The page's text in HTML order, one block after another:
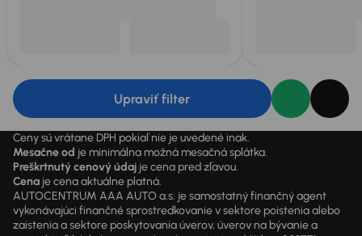
Upraviť filter
Ceny sú vrátane DPH pokiaľ nie je uvedené inak.
Mesačne od je minimálna možná mesačná splátka.
Preškrtnutý cenový údaj je cena pred zľavou.
Cena je cena aktuálne platná.
AUTOCENTRUM AAA AUTO a.s. je samostatný finančný agent
vykonávajúci finančné sprostredkovanie v sektore poistenia alebo
zaistenia a sektore poskytovania úverov, úverov na bývanie a